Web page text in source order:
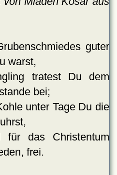
guter
warst,
tratest Du dem
bei;
unter Tage Du die
für das Christentum
frei.